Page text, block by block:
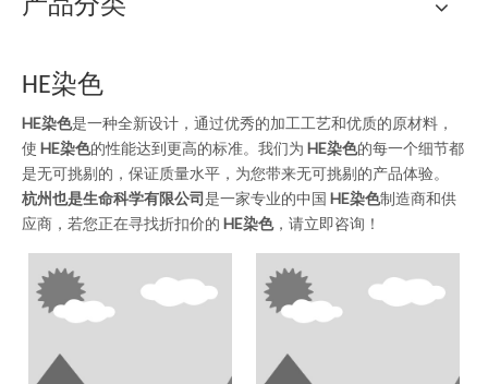
产品分类
HE染色
HE染色是一种全新设计，通过优秀的加工工艺和优质的原材料，
使 HE染色的性能达到更高的标准。我们为 HE染色的每一个细节都
是无可挑剔的，保证质量水平，为您带来无可挑剔的产品体验。
杭州也是生命科学有限公司是一家专业的中国 HE染色制造商和供
应商，若您正在寻找折扣价的 HE染色，请立即咨询！